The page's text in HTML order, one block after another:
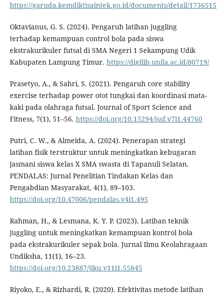
https://garuda.kemdiktisaintek.go.id/documents/detail/1736515
Oktavianus, G. S. (2024). Pengaruh latihan juggling
terhadap kemampuan control bola pada siswa
ekstrakurikuler futsal di SMA Negeri 1 Sekampung Udik
Kabupaten Lampung Timur. https://digilib.unila.ac.id/80719/
Prasetyo, A., & Sahri, S. (2021). Pengaruh core stability
exercise terhadap power otot tungkai dan koordinasi mata-
kaki pada olahraga futsal. Journal of Sport Science and
Fitness, 7(1), 51–56. https://doi.org/10.15294/jssf.v7i1.44760
Putri, C. W., & Almeida, A. (2024). Penerapan strategi
latihan fisik terstruktur untuk meningkatkan kebugaran
jasmani siswa kelas X SMA swasta di Tapanuli Selatan.
PENDALAS: Jurnal Penelitian Tindakan Kelas dan
Pengabdian Masyarakat, 4(1), 89–103.
https://doi.org/10.47006/pendalas.v4i1.495
Rahman, H., & Lesmana, K. Y. P. (2023). Latihan teknik
juggling untuk meningkatkan kemampuan kontrol bola
pada ekstrakurikuler sepak bola. Jurnal Ilmu Keolahragaan
Undiksha, 11(1), 16–23.
https://doi.org/10.23887/jiku.v11i1.55845
Riyoko, E., & Rizhardi, R. (2020). Efektivitas metode latihan